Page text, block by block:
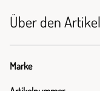
Über den Artikel
Marke